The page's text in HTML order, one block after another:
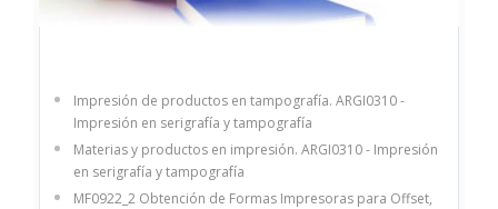
Impresión de productos en tampografía. ARGI0310 -
Impresión en serigrafía y tampografía
Materias y productos en impresión. ARGI0310 - Impresión
en serigrafía y tampografía
MF0922_2 Obtención de Formas Impresoras para Offset,